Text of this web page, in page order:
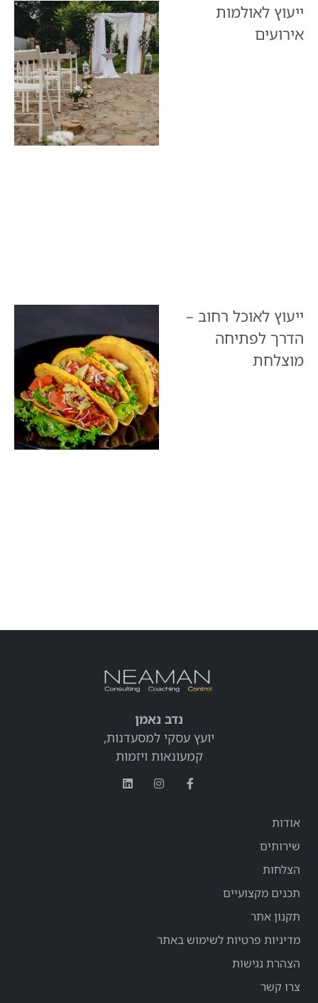
ייעוץ לאולמות
אירועים
ייעוץ לאוכל רחוב –
הדרך לפתיחה
מוצלחת
נדב נאמן
יועץ עסקי למסעדנות,
קמעונאות ויזמות
אודות
שירותים
הצלחות
תכנים מקצועיים
תקנון אתר
מדיניות פרטיות לשימוש באתר
הצהרת נגישות
צרו קשר